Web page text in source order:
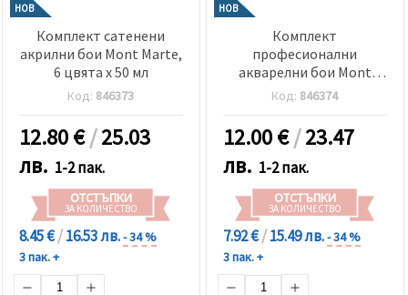
НОВ
Комплект сатенени
акрилни бои Mont Marte,
6 цвята x 50 мл
Код: 846373
12.80€/25.03
лв. 1-2 пак.
ОТСТЪПКИ
ЗА КОЛИЧЕСТВО
8.45 €/16.53 лв.- 34 %
3 пак. +
НОВ
Комплект
професионални
акварелни бои Mont
Marte, 12 цвята x 8 мл
Код: 846374
12.00€/23.47
лв. 1-2 пак.
ОТСТЪПКИ
ЗА КОЛИЧЕСТВО
7.92 €/15.49 лв.- 34 %
3 пак. +